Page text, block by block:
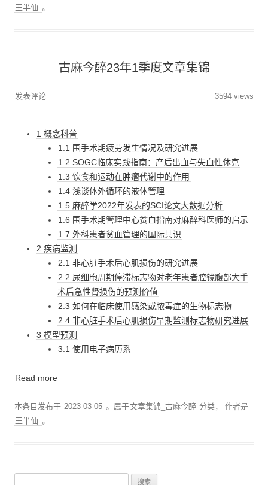
王半仙 。
古麻今醉23年1季度文章集锦
发表评论 3594 views
1 概念科普
1.1 围手术期疲劳发生情况及研究进展
1.2 SOGC临床实践指南：产后出血与失血性休克
1.3 饮食和运动在肿瘤代谢中的作用
1.4 浅谈体外循环的液体管理
1.5 麻醉学2022年发表的SCI论文大数据分析
1.6 围手术期管理中心贫血指南对麻醉科医师的启示
1.7 外科患者贫血管理的国际共识
2 疾病监测
2.1 非心脏手术后心肌损伤的研究进展
2.2 尿细胞周期停滞标志物对老年患者腔镜腹部大手
术后急性肾损伤的预测价值
2.3 如何在临床使用感染或脓毒症的生物标志物
2.4 非心脏手术后心肌损伤早期监测标志物研究进展
3 模型预测
3.1 使用电子病历系
Read more
本条目发布于 2023-03-05 。属于文章集锦_古麻今醉 分类，作者是
王半仙 。